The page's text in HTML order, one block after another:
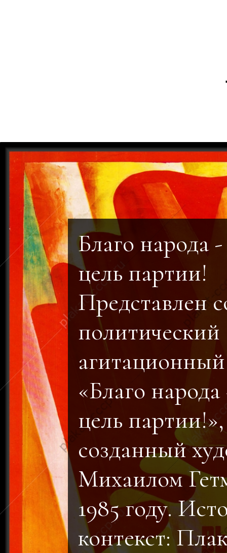
Благо народа
цель партии!
Представлен
политический
«Благо
цель партии!»,
созданный
Михаилом
1985 году.
контекст: